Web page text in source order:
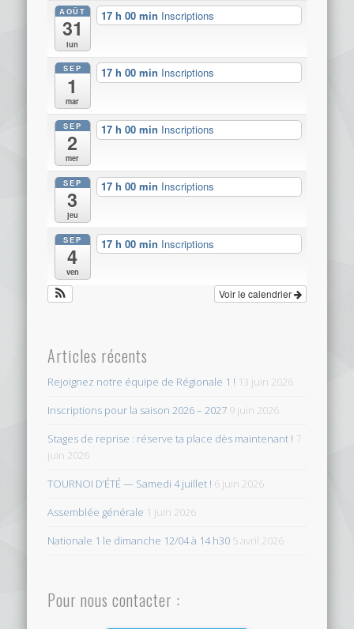
AOÛT
31
lun
17 h 00 min Inscriptions
SEP
1
mar
17 h 00 min Inscriptions
SEP
2
mer
17 h 00 min Inscriptions
SEP
3
jeu
17 h 00 min Inscriptions
SEP
4
ven
17 h 00 min Inscriptions
Voir le calendrier
Articles récents
Rejoignez notre équipe de Régionale 1 ! 13 juin 2026
Inscriptions pour la saison 2026 – 2027 9 juin 2026
Stages de reprise : réserve ta place dès maintenant ! 7
juin 2026
TOURNOI D’ÉTÉ — Samedi 4 juillet ! 6 juin 2026
Assemblée générale 1 juin 2026
Nationale 1 le dimanche 12/04 à 14 h30 5 avril 2026
Pour nous contacter :